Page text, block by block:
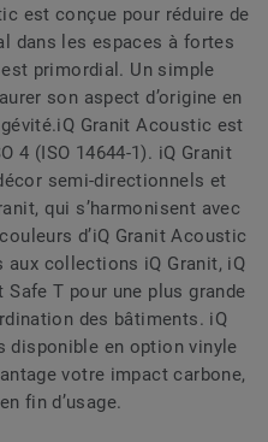
est conçue pour réduire de
dans les espaces à fortes
primordial. Un simple
son aspect d’origine en
Granit Acoustic est
4 (ISO 14644-1). iQ Granit
semi-directionnels et
qui s’harmonisent avec
d’iQ Granit Acoustic
aux collections iQ Granit, iQ
Safe T pour une plus grande
des bâtiments. iQ
disponible en option vinyle
votre impact carbone,
fin d’usage.